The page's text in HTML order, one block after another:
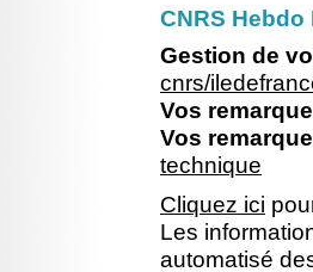
CNRS
Gestion de
cnrs/
Vos
Vos
technique
Cliquez ici
Les
automatisé